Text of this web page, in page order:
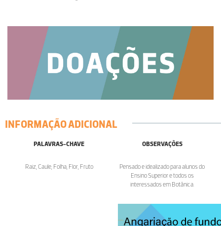
INFORMAÇÃO ADICIONAL
PALAVRAS-CHAVE
Raiz, Caule, Folha, Flor, Fruto
OBSERVAÇÕES
Pensado e idealizado para alunos do
Ensino Superior e todos os
interessados em Botânica.